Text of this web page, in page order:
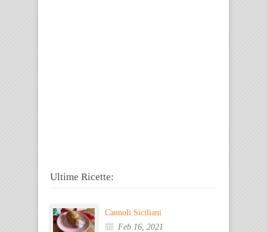
Ultime Ricette:
Cannoli Siciliani
Feb 16, 2021